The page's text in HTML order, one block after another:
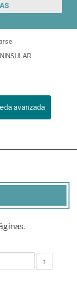
avanzada
↑